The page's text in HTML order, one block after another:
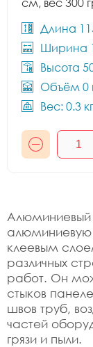
см, вес 300
Длина
Ширина
Высота
Объём 0
Вес: 0.3
Алюминиевый
клеевым
различных
работ. Он
стыков
швов труб,
частей
грязи и пыли.